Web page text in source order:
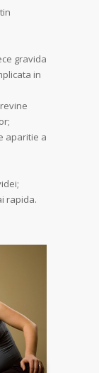
gravida
in
aparitie a
rapida.